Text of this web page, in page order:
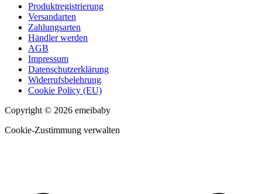
Produktregistrierung
Versandarten
Zahlungsarten
Händler werden
AGB
Impressum
Datenschutzerklärung
Widerrufsbelehrung
Cookie Policy (EU)
Copyright © 2026 emeibaby
Cookie-Zustimmung verwalten